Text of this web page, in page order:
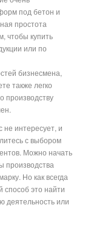
под бетон и
простота
чтобы купить
или по
бизнесмена,
также легко
производству
не интересует, и
с выбором
Можно начать
производства
Но как всегда
способ это найти
деятельность или